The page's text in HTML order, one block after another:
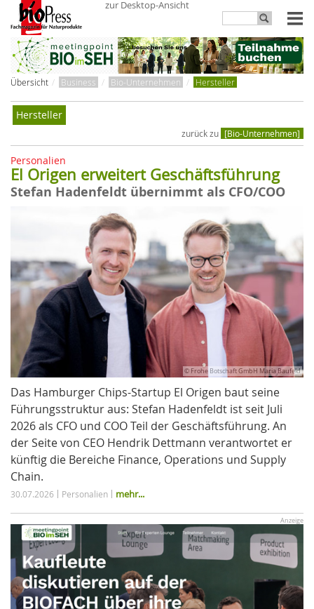
zur Desktop-Ansicht
Übersicht Business Bio-Unternehmen Hersteller
Hersteller
zurück zu [Bio-Unternehmen]
Personalien
El Origen erweitert Geschäftsführung
Stefan Hadenfeldt übernimmt als CFO/COO
© Frohe Botschaft GmbH Maria Baufeld
Das Hamburger Chips-Startup El Origen baut seine
Führungsstruktur aus: Stefan Hadenfeldt ist seit Juli
2026 als CFO und COO Teil der Geschäftsführung. An
der Seite von CEO Hendrik Dettmann verantwortet er
künftig die Bereiche Finance, Operations und Supply
Chain.
30.07.2026 Personalien mehr...
Anzeige